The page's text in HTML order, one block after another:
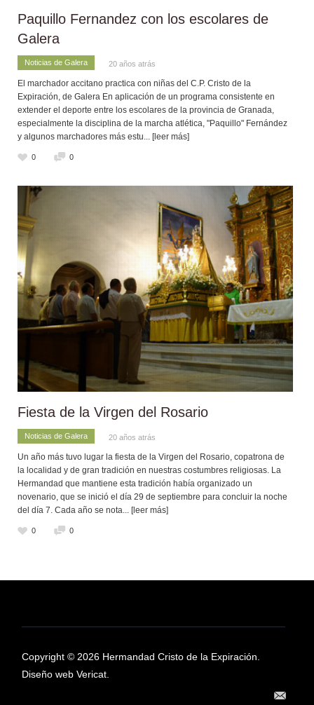
Paquillo Fernandez con los escolares de
Galera
Noticias de Galera 20 años atrás
El marchador accitano practica con niñas del C.P. Cristo de la
Expiración, de Galera En aplicación de un programa consistente en
extender el deporte entre los escolares de la provincia de Granada,
especialmente la disciplina de la marcha atlética, "Paquillo" Fernández
y algunos marchadores más estu... [leer más]
0 0
Fiesta de la Virgen del Rosario
Noticias de Galera 20 años atrás
Un año más tuvo lugar la fiesta de la Virgen del Rosario, copatrona de
la localidad y de gran tradición en nuestras costumbres religiosas. La
Hermandad que mantiene esta tradición había organizado un
novenario, que se inició el día 29 de septiembre para concluir la noche
del día 7. Cada año se nota... [leer más]
0 0
Copyright © 2026 Hermandad Cristo de la Expiración.
Diseño web Vericat.